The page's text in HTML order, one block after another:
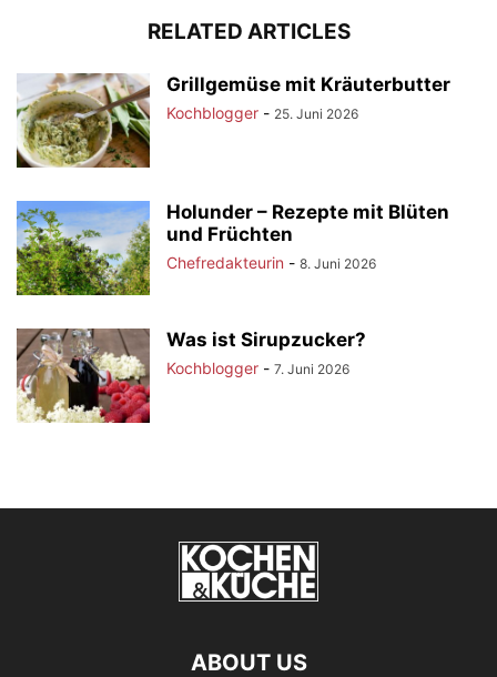
RELATED ARTICLES
Grillgemüse mit Kräuterbutter
Kochblogger - 25. Juni 2026
Holunder – Rezepte mit Blüten
und Früchten
Chefredakteurin - 8. Juni 2026
Was ist Sirupzucker?
Kochblogger - 7. Juni 2026
ABOUT US